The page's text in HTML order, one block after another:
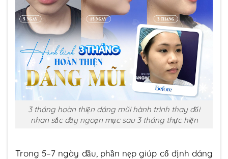
3 tháng hoàn thiện dáng mũi hành trình thay đổi
nhan sắc đầy ngoạn mục sau 3 tháng thực hiện
Trong 5–7 ngày đầu, phần nẹp giúp cố định dáng